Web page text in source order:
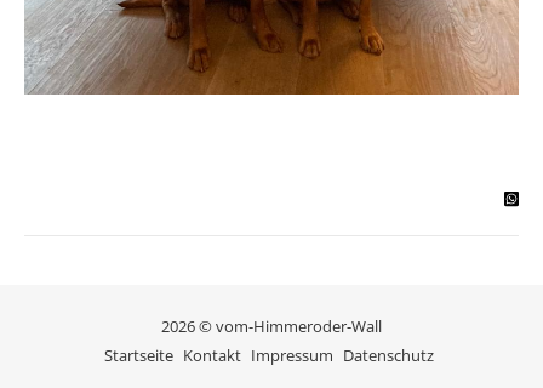
2026 © vom-Himmeroder-Wall
Startseite Kontakt Impressum Datenschutz